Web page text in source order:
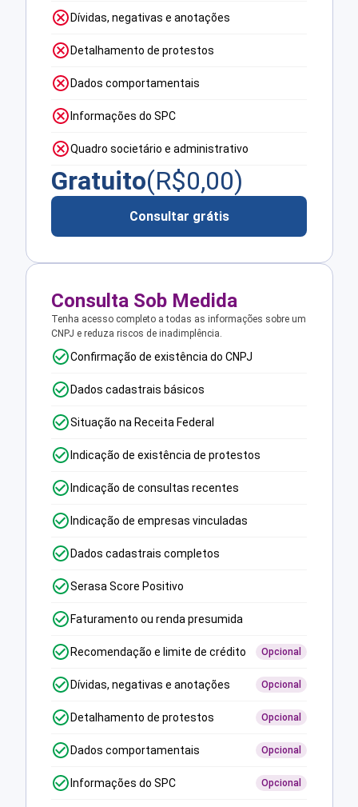
Dívidas, negativas e anotações
Detalhamento de protestos
Dados comportamentais
Informações do SPC
Quadro societário e administrativo
Gratuito(R$0,00)
Consultar grátis
Consulta Sob Medida
Tenha acesso completo a todas as informações sobre um
CNPJ e reduza riscos de inadimplência.
Confirmação de existência do CNPJ
Dados cadastrais básicos
Situação na Receita Federal
Indicação de existência de protestos
Indicação de consultas recentes
Indicação de empresas vinculadas
Dados cadastrais completos
Serasa Score Positivo
Faturamento ou renda presumida
Recomendação e limite de crédito Opcional
Dívidas, negativas e anotações Opcional
Detalhamento de protestos Opcional
Dados comportamentais Opcional
Informações do SPC Opcional